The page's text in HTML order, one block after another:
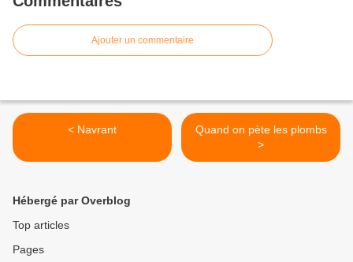
Ajouter un commentaire
< Navrant
Quand on pète les plombs
>
Hébergé par Overblog
Top articles
Pages